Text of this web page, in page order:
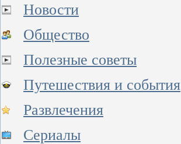
Новости
Общество
Полезные советы
Путешествия и события
Развлечения
Сериалы